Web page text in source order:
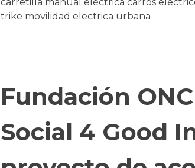
trike movilidad electrica urbana
Fundación
Social 4 Good